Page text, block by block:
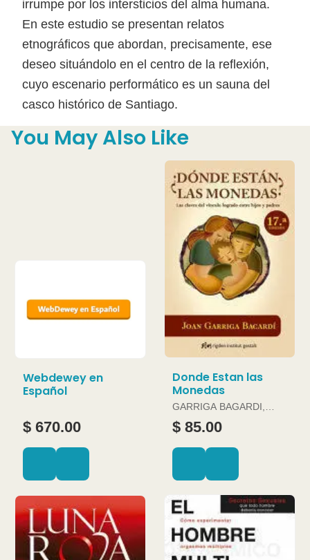
irrumpe por los intersticios del alma humana.
En este estudio se presentan relatos
etnográficos que abordan, precisamente, ese
deseo situándolo en el centro de la reflexión,
cuyo escenario performático es un sauna del
casco histórico de Santiago.
You May Also Like
Webdewey en
Español
$ 670.00
Donde Estan las
Monedas
GARRIGA BAGARDI,
JOAN
$ 85.00